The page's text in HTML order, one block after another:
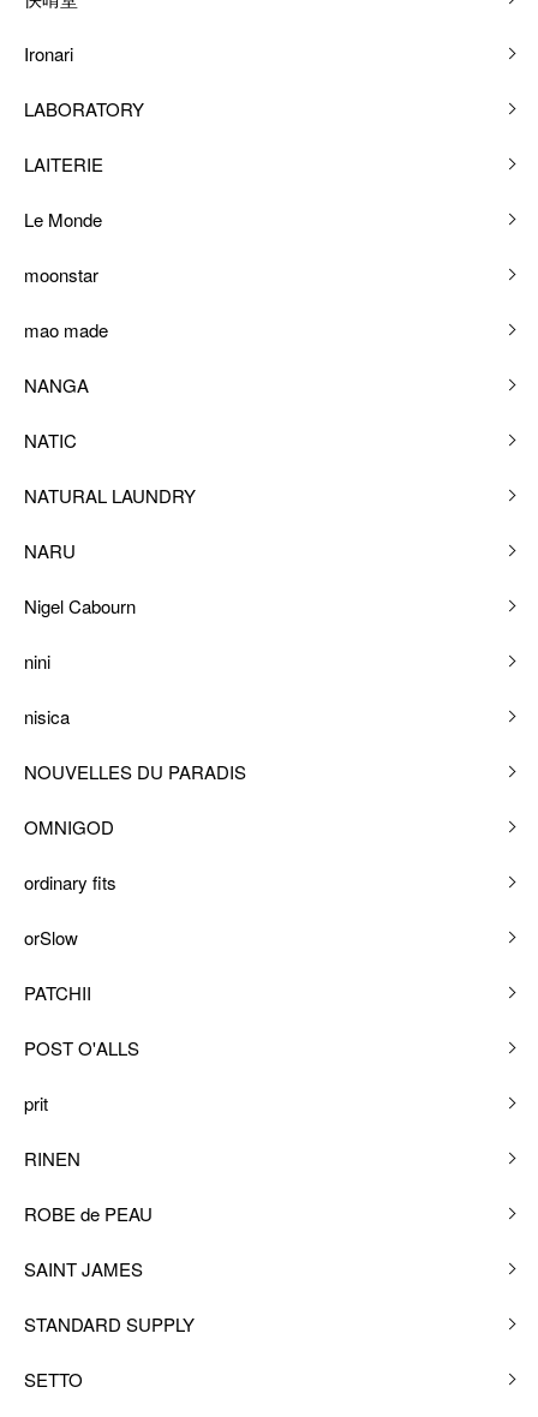
Ironari
LABORATORY
LAITERIE
Le Monde
moonstar
mao made
NANGA
NATIC
NATURAL LAUNDRY
NARU
Nigel Cabourn
nini
nisica
NOUVELLES DU PARADIS
OMNIGOD
ordinary fits
orSlow
PATCHII
POST O'ALLS
prit
RINEN
ROBE de PEAU
SAINT JAMES
STANDARD SUPPLY
SETTO